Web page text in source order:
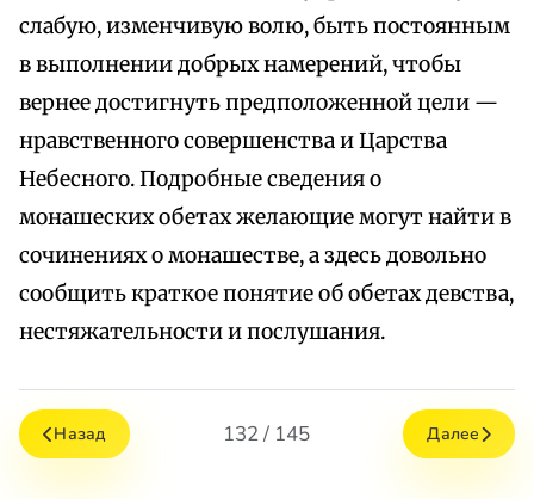
слабую, изменчивую волю, быть постоянным
в выполнении добрых намерений, чтобы
вернее достигнуть предположенной цели —
нравственного совершенства и Царства
Небесного. Подробные сведения о
монашеских обетах желающие могут найти в
сочинениях о монашестве, а здесь довольно
сообщить краткое понятие об обетах девства,
нестяжательности и послушания.
Назад 132 / 145 Далее